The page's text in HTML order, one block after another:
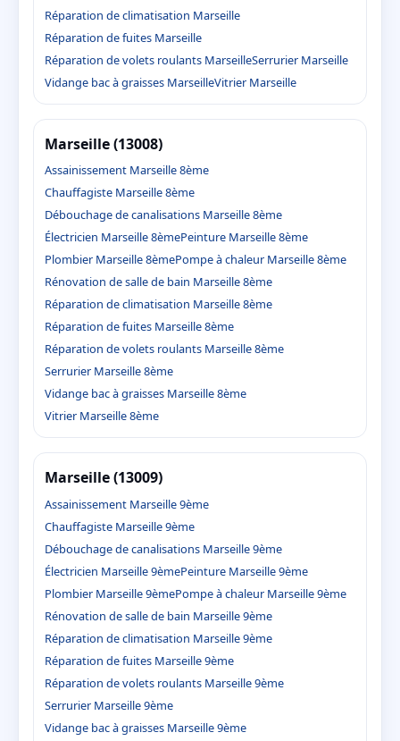
Réparation de climatisation Marseille
Réparation de fuites Marseille
Réparation de volets roulants MarseilleSerrurier Marseille
Vidange bac à graisses MarseilleVitrier Marseille
Marseille (13008)
Assainissement Marseille 8ème
Chauffagiste Marseille 8ème
Débouchage de canalisations Marseille 8ème
Électricien Marseille 8èmePeinture Marseille 8ème
Plombier Marseille 8èmePompe à chaleur Marseille 8ème
Rénovation de salle de bain Marseille 8ème
Réparation de climatisation Marseille 8ème
Réparation de fuites Marseille 8ème
Réparation de volets roulants Marseille 8ème
Serrurier Marseille 8ème
Vidange bac à graisses Marseille 8ème
Vitrier Marseille 8ème
Marseille (13009)
Assainissement Marseille 9ème
Chauffagiste Marseille 9ème
Débouchage de canalisations Marseille 9ème
Électricien Marseille 9èmePeinture Marseille 9ème
Plombier Marseille 9èmePompe à chaleur Marseille 9ème
Rénovation de salle de bain Marseille 9ème
Réparation de climatisation Marseille 9ème
Réparation de fuites Marseille 9ème
Réparation de volets roulants Marseille 9ème
Serrurier Marseille 9ème
Vidange bac à graisses Marseille 9ème